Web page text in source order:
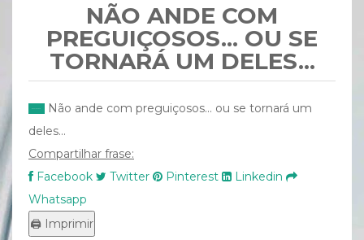
NÃO ANDE COM
PREGUIÇOSOS... OU SE
TORNARÁ UM DELES...
Não ande com preguiçosos... ou se tornará um
deles...
Compartilhar frase:
Facebook
Twitter Pinterest
Linkedin
Whatsapp